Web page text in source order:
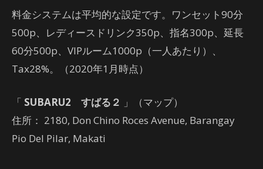
料金システムは平均的な設定です。ワンセット90分
500p、レディースドリンク350p、指名300p、延長
60分500p、VIPルーム1000p（一人あたり）、
Tax28%。（2020年1月時点）
「 SUBARU2 すばる２ 」（マップ）
住所： 2180, Don Chino Roces Avenue, Barangay
Pio Del Pilar, Makati